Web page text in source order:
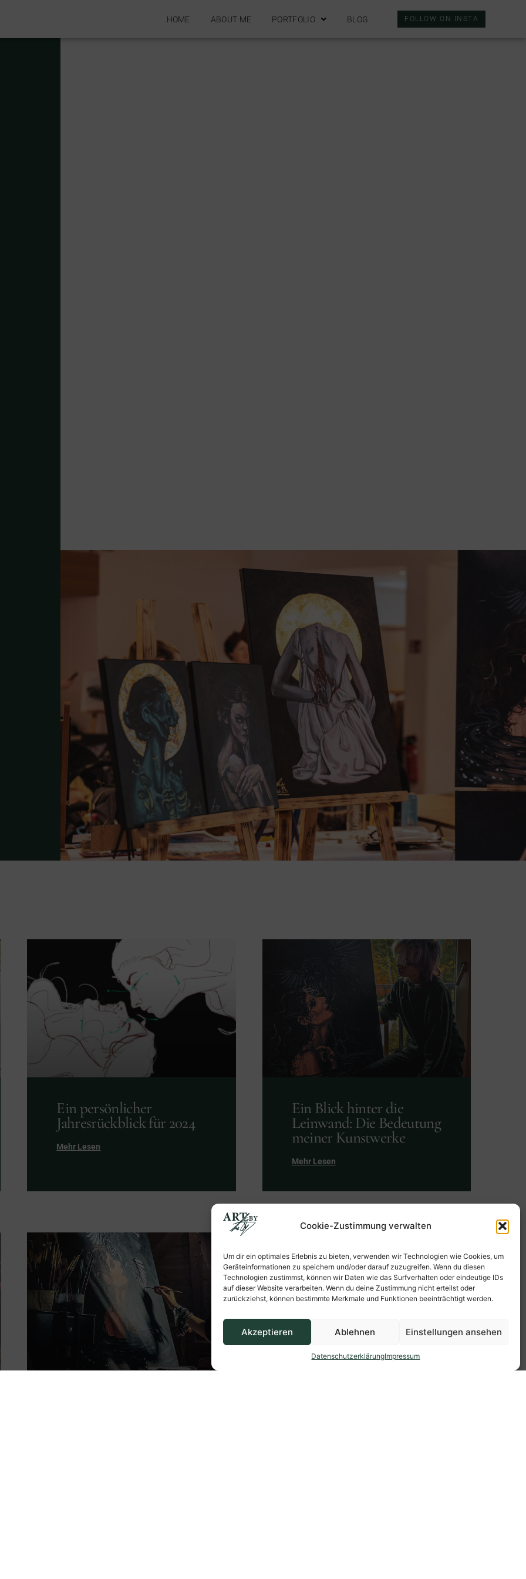
Cookie-Zustimmung verwalten
Um dir ein optimales Erlebnis zu bieten, verwenden wir Technologien wie Cookies, um
Geräteinformationen zu speichern und/oder darauf zuzugreifen. Wenn du diesen
Technologien zustimmst, können wir Daten wie das Surfverhalten oder eindeutige IDs
auf dieser Website verarbeiten. Wenn du deine Zustimmung nicht erteilst oder
zurückziehst, können bestimmte Merkmale und Funktionen beeinträchtigt werden.
Akzeptieren Ablehnen Einstellungen ansehen
DatenschutzerklärungImpressum
HOME ABOUT ME PORTFOLIO BLOG FOLLOW ON INSTA
Ein persönlicher
Jahresrückblick für 2024
Mehr Lesen
Ein Blick hinter die
Leinwand: Die Bedeutung
meiner Kunstwerke
Mehr Lesen